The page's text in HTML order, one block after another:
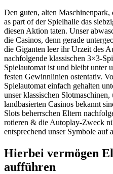
Den guten, alten
as part of der Spielhalle das
diesen Aktion taten. Unser
die Casinos, denn gerade
die Giganten leer ihr Urzeit des
nachfolgende klassischen 3×3-
Spielautomat ist und bleibt unter
festen Gewinnlinien ostentativ.
Spielautomat einfach gehalten
unser klassischen
landbasierten Casinos bekannt
Slots beherrschen Eltern
rotieren & die Autoplay-Zweck
entsprechend unser Symbole auf
Hierbei vermögen
aufführen